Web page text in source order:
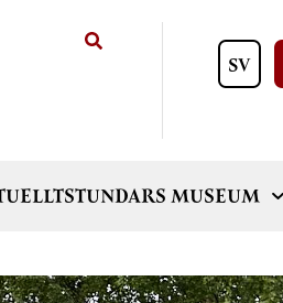
SV
STUNDARS MUSEUM